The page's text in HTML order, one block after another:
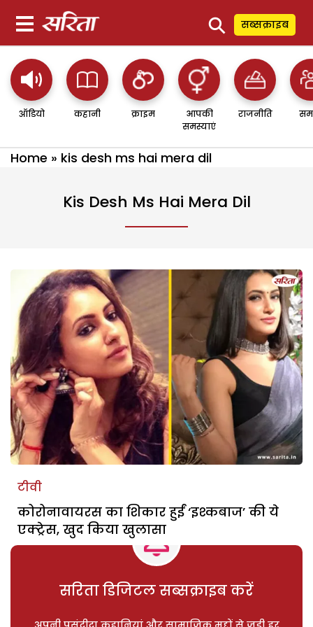
⚲ सब्सक्राइब
ऑडियो कहानी क्राइम
आपकी
समस्याएं
राजनीति
Home » kis desh ms hai mera dil
Kis Desh Ms Hai Mera Dil
टीवी
कोरोनावायरस का शिकार हुईं ‘इश्कबाज’ की ये
एक्ट्रेस, खुद किया खुलासा
सरिता डिजिटल सब्सक्राइब करें